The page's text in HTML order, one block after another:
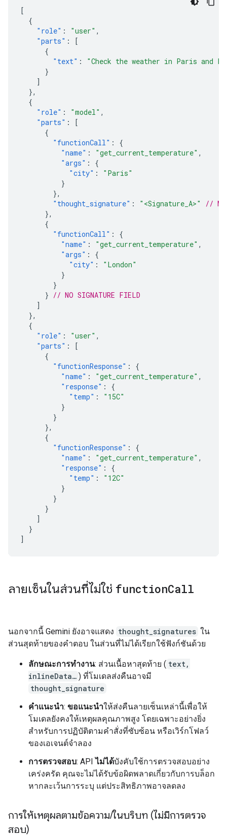
[
{
"role" : "user" ,
"parts" :
[
{
"text" :
"Check the weather in Paris and
}
]
},
{
"role" : "model" ,
"parts" :
[
{
"functionCall" :
{
"name" : "get_current_temperature" ,
"args" :
{
"city" :
"Paris"
}
},
"thought_signature" : "<Signature_A>"
//
},
{
"functionCall" :
{
"name" : "get_current_temperature" ,
"args" :
{
"city" :
"London"
}
}
} // NO SIGNATURE FIELD
]
},
{
"role" : "user" ,
"parts" :
[
{
"functionResponse" :
{
"name" : "get_current_temperature" ,
"response" :
{
"temp" :
"15C"
}
}
},
{
"functionResponse" :
{
"name" : "get_current_temperature" ,
"response" :
{
"temp" :
"12C"
}
}
}
]
}
]
ลายเซ็นในส่วนที่ไม่ใช่ functionCall
นอกจากนี้ Gemini ยังอาจแสดง thought_signatures ใน
ส่วนสุดท้ายของคำตอบ ในส่วนที่ไม่ได้เรียกใช้ฟังก์ชันด้วย
ลักษณะการทำงาน: ส่วนเนื้อหาสุดท้าย ( text,
inlineData… ) ที่โมเดลส่งคืนอาจมี
thought_signature
คำแนะนำ: ขอแนะนำให้ส่งคืนลายเซ็นเหล่านี้เพื่อให้
โมเดลยังคงให้เหตุผลคุณภาพสูง โดยเฉพาะอย่างยิ่ง
สำหรับการปฏิบัติตามคำสั่งที่ซับซ้อน หรือเวิร์กโฟลว์
ของเอเจนต์จำลอง
การตรวจสอบ: APIไม่ได้บังคับใช้การตรวจสอบอย่าง
เคร่งครัด คุณจะไม่ได้รับข้อผิดพลาดเกี่ยวกับการบล็อก
หากละเว้นการระบุ แต่ประสิทธิภาพอาจลดลง
การให้เหตุผลตามข้อความ/ในบริบท (ไม่มีการตรวจ
สอบ)